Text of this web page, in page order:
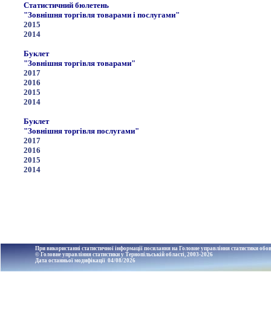
Статистичний бюлетень
"Зовнішня торгівля товарами і послугами"
2015
2014
Буклет
"Зовнішня торгівля товарами"
2017
2016
2015
2014
Буклет
"Зовнішня торгівля послугами"
2017
2016
2015
2014